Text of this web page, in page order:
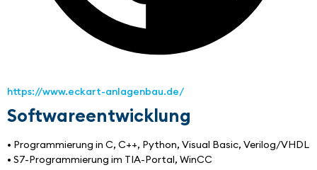
https://www.eckart-anlagenbau.de/
Softwareentwicklung
• Programmierung in C, C++, Python, Visual Basic, Verilog/VHDL
• S7-Programmierung im TIA-Portal, WinCC